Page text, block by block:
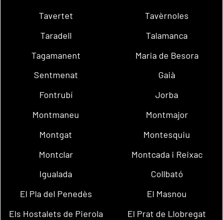
Tavertet
Tavèrnoles
Taradell
Talamanca
Tagamanent
Maria de Besora
Sentmenat
Gaià
Fontrubí
Jorba
Montmaneu
Montmajor
Montgat
Montesquiu
Montclar
Montcada i Reixac
Igualada
Collbató
El Pla del Penedès
El Masnou
Els Hostalets de Pierola
El Prat de Llobregat